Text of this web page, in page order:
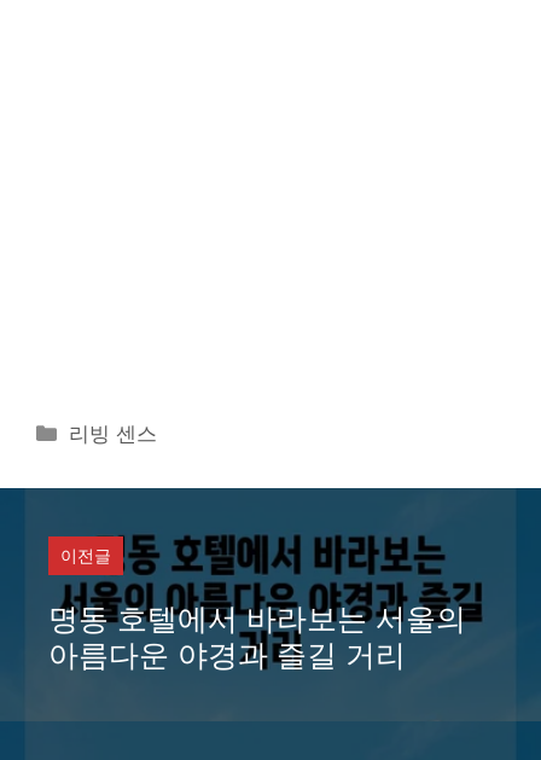
카
고
리빙 센스
이전글
명동 호텔에서 바라보는 서울의
아름다운 야경과 즐길 거리